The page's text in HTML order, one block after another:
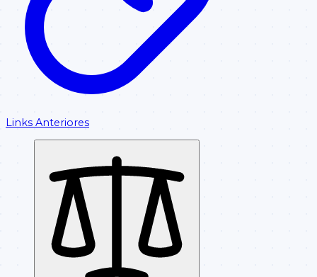
Links Anteriores